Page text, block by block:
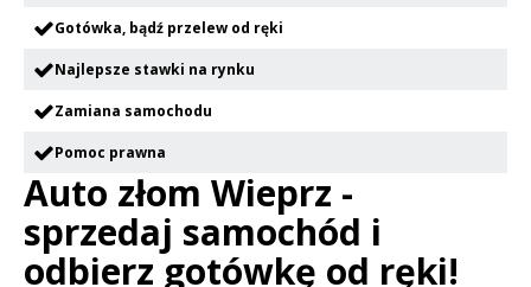
Gotówka, bądź przelew od ręki
Najlepsze stawki na rynku
Zamiana samochodu
Pomoc prawna
Auto złom Wieprz -
sprzedaj samochód i
odbierz gotówkę od ręki!